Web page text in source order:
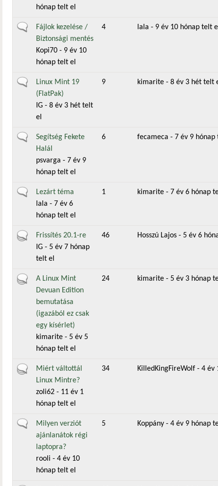
hónap telt el
Általános téma
Fájlok kezelése /
Biztonsági mentés
Kopi70 - 9 év 10
hónap telt el
4 lala - 9 év 10 hónap telt
Általános téma
Linux Mint 19
(FlatPak)
IG - 8 év 3 hét telt
el
9 kimarite - 8 év 3 hét telt
Általános téma
Segítség Fekete
Halál
psvarga - 7 év 9
hónap telt el
6 fecameca - 7 év 9 hónap
Általános téma
Lezárt téma
lala - 7 év 6
hónap telt el
1 kimarite - 7 év 6 hónap
Aktív témaFrissítés 20.1-re
IG - 5 év 7 hónap
telt el
46 Hosszú Lajos - 5 év 6
Aktív témaA Linux Mint
Devuan Edition
bemutatása
(igazából ez csak
egy kísérlet)
kimarite - 5 év 5
hónap telt el
24 kimarite - 5 év 3 hónap
Aktív témaMiért váltottál
Linux Mintre?
zoli62 - 11 év 1
hónap telt el
34 KilledKingFireWolf - 4 év
Általános téma
Milyen verziót
ajánlanátok régi
laptopra?
rooli - 4 év 10
hónap telt el
5 Koppány - 4 év 9 hónap